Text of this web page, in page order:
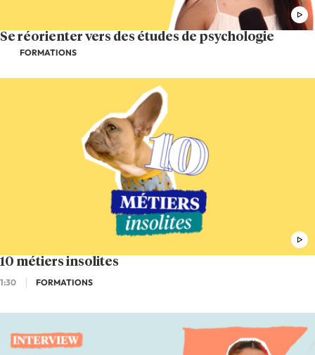
Se réorienter vers des études de psychologie
FORMATIONS
10 métiers insolites
1:30 FORMATIONS